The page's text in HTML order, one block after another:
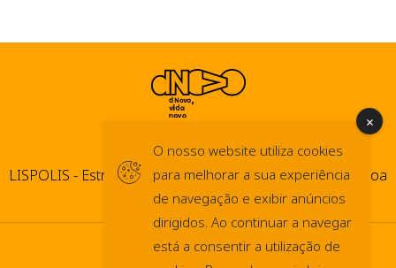
LISPOLIS - Estrada do Paço do Lumiar, 44 1600-546 Lisboa
© dNovo 2026
O nosso website utiliza cookies
para melhorar a sua experiência
de navegação e exibir anúncios
dirigidos. Ao continuar a navegar
está a consentir a utilização de